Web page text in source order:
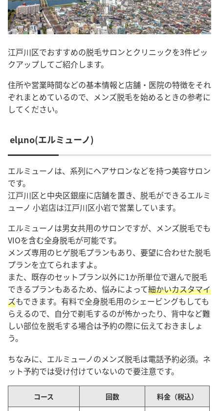
江戸川区でおすすめの脱毛サロンとクリニックを3件ピッ
クアップしてご紹介します。
住所や営業時間などの基本情報と店舗・医院の特徴をそれ
ぞれまとめているので、メンズ脱毛を始めるときの参考に
してください。
elµno(エルミューノ)
エルミューノは、系列にヘアサロンなどを持つ美容サロン
です。
江戸川区と中央区銀座に店舗を置き、脱毛ができるエルミ
ューノ 小岩店は江戸川区小岩で営業しています。
エルミューノは男女共用のサロンですが、メンズ脱毛でも
VIOを含む全身脱毛が可能です。
メンズ専用のヒゲ脱毛プランもあり、要望に合わせた脱毛
プランを立てられますよ。
また、既存のセットプラン以外に1か所単位で選んで脱毛
できるプランもあるため、悩みによって細かいカスタマイ
ズもできます。有料で全身脱毛用のシェービングもしても
らえるので、自分で剃毛するのが怖かったり、背中など難
しい部位を脱毛する場合は予約の際に伝えておきましょ
う。
ちなみに、エルミューノのメンズ脱毛は電話予約必須。ネ
ット予約では受け付けていないので要注意です。
コース 回数 料金（税込）